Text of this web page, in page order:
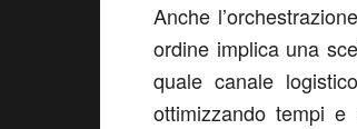
Anche
ordine implica una
quale canale
ottimizzando tempi